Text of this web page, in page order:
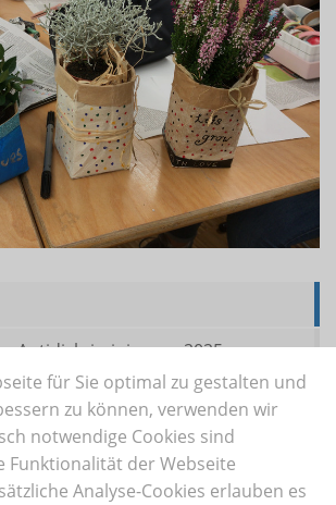
Antidiskriminierung 2025
in Spanien
für Sie optimal zu gestalten und
zu können, verwenden wir
notwendige Cookies sind
Funktionalität der Webseite
Analyse-Cookies erlauben es